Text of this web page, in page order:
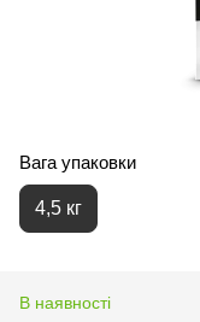
Вага упаковки
4,5 кг
В наявності